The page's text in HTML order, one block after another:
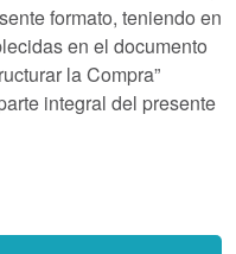
formato, teniendo en
en el documento
la Compra”
integral del presente